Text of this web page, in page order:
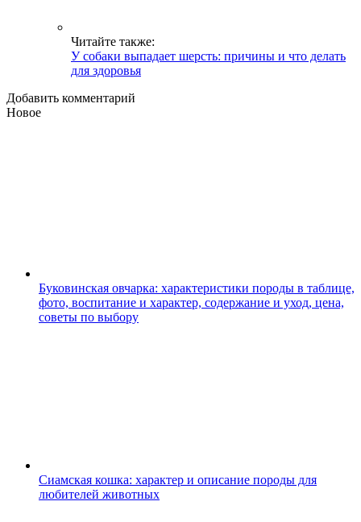
Читайте также:
У собаки выпадает шерсть: причины и что делать
для здоровья
Добавить комментарий
Новое
Буковинская овчарка: характеристики породы в таблице,
фото, воспитание и характер, содержание и уход, цена,
советы по выбору
Сиамская кошка: характер и описание породы для
любителей животных